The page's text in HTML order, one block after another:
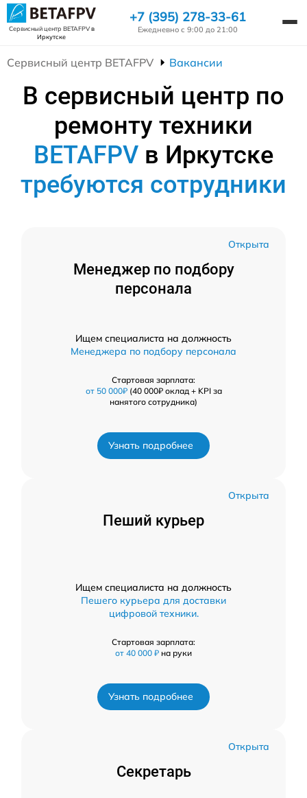
Сервисный центр BETAFPVв
Иркутске
+7 (395) 278-33-61
Ежедневно с 9:00 до 21:00
Сервисный центр BETAFPV Вакансии
В сервисный центр по
ремонту техники
BETAFPV в Иркутске
требуются сотрудники
Открыта
Менеджер по подбору
персонала
Ищем специалиста на должность
Менеджера по подбору персонала
Стартовая зарплата:
от 50 000₽(40 000₽ оклад + KPI за
нанятого сотрудника)
Узнать подробнее
Открыта
Пеший курьер
Ищем специалиста на должность
Пешего курьера для доставки
цифровой техники.
Стартовая зарплата:
от 40 000 ₽ на руки
Узнать подробнее
Открыта
Секретарь